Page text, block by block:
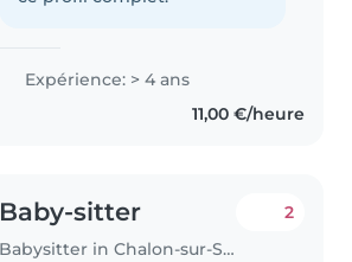
Expérience: > 4 ans
11,00 €/heure
Baby-sitter
Babysitter in Chalon-sur-Saône
2